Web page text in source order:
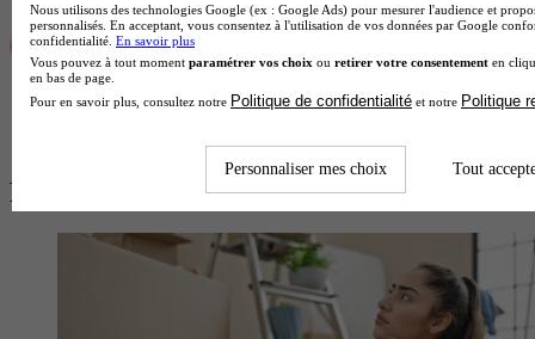
Plus de contenus sur Logement étudiant
Nous utilisons des technologies Google (ex : Google Ads) pour mesurer l'audience et
personnalisés. En acceptant, vous consentez à l'utilisation de vos données par Google
confidentialité. En savoir plus
Vous pouvez à tout moment paramétrer vos choix ou retirer votre consentement en
en bas de page.
Pour en savoir plus, consultez notre Politique de confidentialité et notre Politique
Personnaliser mes choix Tout